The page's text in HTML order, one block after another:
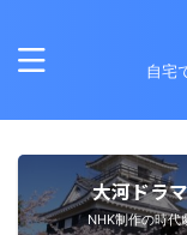
自宅
大河ドラマ
NHK制作の時代